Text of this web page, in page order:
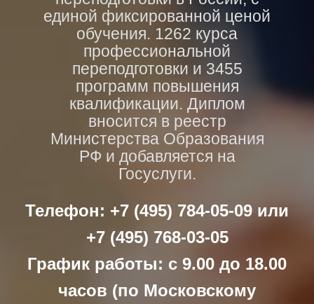
единой фиксированной ценой
обучения. 1262 курса
профессиональной
переподготовки и 3455
программ повышения
квалификации. Диплом
вносится в реестр
Министерства Образования
РФ и добавляется на
Госуслуги.
Телефон: +7 (495) 784-05-09 или
+7 (495) 768-03-05
График работы: с 9.00 до 18.00
часов (по Московскому